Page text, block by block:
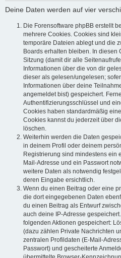
Deine Daten werden auf vier
Die Forensoftware phpBB erstellt
mehrere Cookies. Cookies sind
temporäre Dateien ablegt und die
Boards erhalten bleiben. In
Sitzung (damit dir alle
Informationen über die von dir
dieser als gelesen/ungelesen;
Informationen über deine
angemeldet bist) gespeichert.
Authentifizierungsschlüssel und
Cookies haben standardmäßig
Cookies kannst du jederzeit über
löschen.
Weiterhin werden die Daten
in deinem Profil oder deinem
Registrierung sind mindestens ein
Mail-Adresse und ein Passwort
weitere Daten als notwendig
deren Eingabe ersichtlich.
Wenn du einen Beitrag oder eine
die dort eingegebenen Daten
du einen Beitrag als Entwurf
auch deine IP-Adresse
folgenden Aktionen gespeichert:
(dazu zählen Private Nachrichten
zentralen Profildaten (E-Mail-
Passwort) und gescheiterte